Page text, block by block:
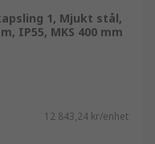
1, Mjukt stål,
IP55, MKS 400 mm
12 843,24 kr/enhet